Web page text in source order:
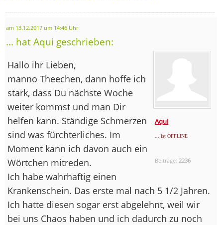
am 13.12.2017 um 14:46 Uhr
... hat Aqui geschrieben:
Aqui
... ist OFFLINE
Beiträge: 2236
Hallo ihr Lieben,
manno Theechen, dann hoffe ich
stark, dass Du nächste Woche
weiter kommst und man Dir
helfen kann. Ständige Schmerzen
sind was fürchterliches. Im
Moment kann ich davon auch ein
Wörtchen mitreden.
Ich habe wahrhaftig einen
Krankenschein. Das erste mal nach 5 1/2 Jahren.
Ich hatte diesen sogar erst abgelehnt, weil wir
bei uns Chaos haben und ich dadurch zu noch